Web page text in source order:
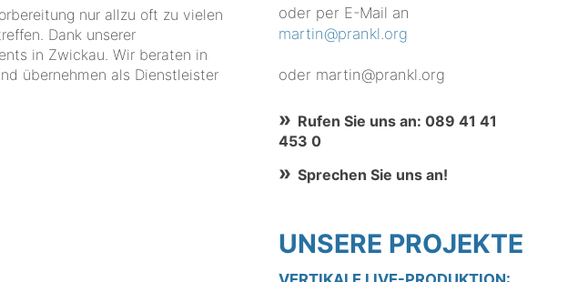
nur allzu oft zu vielen
Dank unserer
in Zwickau. Wir beraten in
übernehmen als Dienstleister
oder per E-Mail an
martin@prankl.org
oder martin@prankl.org
Rufen Sie uns an: 089 41 41
453 0
Sprechen Sie uns an!
UNSERE PROJEKTE